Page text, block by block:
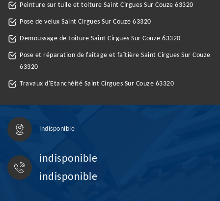
Peinture sur tuile et toiture Saint Cirgues Sur Couze 63320
Pose de velux Saint Cirgues Sur Couze 63320
Demoussage de toiture Saint Cirgues Sur Couze 63320
Pose et réparation de faîtage et faîtière Saint Cirgues Sur Couze
63320
Travaux d'Etanchéité Saint Cirgues Sur Couze 63320
indisponible
indisponible
indisponible